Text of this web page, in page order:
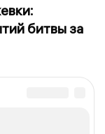
битвы за